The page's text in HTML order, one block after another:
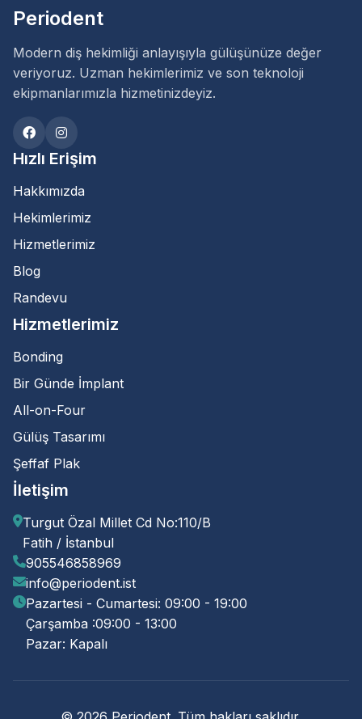
Periodent
Modern diş hekimliği anlayışıyla gülüşünüze değer
veriyoruz. Uzman hekimlerimiz ve son teknoloji
ekipmanlarımızla hizmetinizdeyiz.
Hızlı Erişim
Hakkımızda
Hekimlerimiz
Hizmetlerimiz
Blog
Randevu
Hizmetlerimiz
Bonding
Bir Günde İmplant
All-on-Four
Gülüş Tasarımı
Şeffaf Plak
İletişim
Turgut Özal Millet Cd No:110/B
Fatih / İstanbul
905546858969
info@periodent.ist
Pazartesi - Cumartesi: 09:00 - 19:00
Çarşamba :09:00 - 13:00
Pazar: Kapalı